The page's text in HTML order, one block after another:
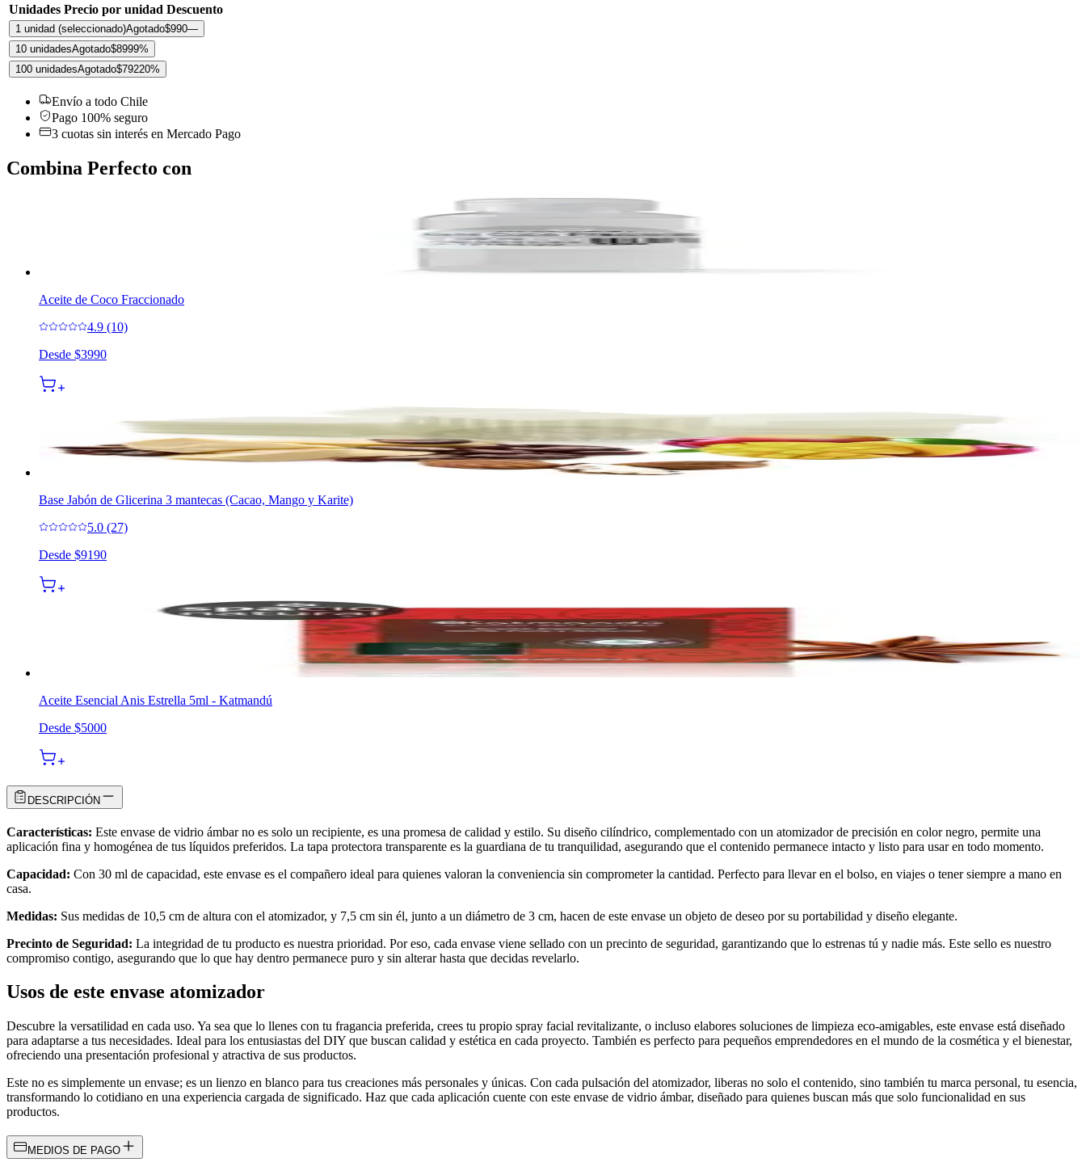
Unidades Precio por unidad Descuento
1 unidad (seleccionado)Agotado$990—
10 unidadesAgotado$8999%
100 unidadesAgotado$79220%
Envío a todo Chile
Pago 100% seguro
3 cuotas sin interés en Mercado Pago
Combina Perfecto con
Aceite de Coco Fraccionado
4.9 (10)
Desde $3990
Base Jabón de Glicerina 3 mantecas (Cacao, Mango y Karite)
5.0 (27)
Desde $9190
Aceite Esencial Anis Estrella 5ml - Katmandú
Desde $5000
DESCRIPCIÓN
Características: Este envase de vidrio ámbar no es solo un recipiente, es una promesa de calidad y estilo. Su diseño cilíndrico, complementado con un atomizador de precisión en color negro, permite una
aplicación fina y homogénea de tus líquidos preferidos. La tapa protectora transparente es la guardiana de tu tranquilidad, asegurando que el contenido permanece intacto y listo para usar en todo momento.
Capacidad: Con 30 ml de capacidad, este envase es el compañero ideal para quienes valoran la conveniencia sin comprometer la cantidad. Perfecto para llevar en el bolso, en viajes o tener siempre a mano en
casa.
Medidas: Sus medidas de 10,5 cm de altura con el atomizador, y 7,5 cm sin él, junto a un diámetro de 3 cm, hacen de este envase un objeto de deseo por su portabilidad y diseño elegante.
Precinto de Seguridad: La integridad de tu producto es nuestra prioridad. Por eso, cada envase viene sellado con un precinto de seguridad, garantizando que lo estrenas tú y nadie más. Este sello es nuestro
compromiso contigo, asegurando que lo que hay dentro permanece puro y sin alterar hasta que decidas revelarlo.
Usos de este envase atomizador
Descubre la versatilidad en cada uso. Ya sea que lo llenes con tu fragancia preferida, crees tu propio spray facial revitalizante, o incluso elabores soluciones de limpieza eco-amigables, este envase está diseñado
para adaptarse a tus necesidades. Ideal para los entusiastas del DIY que buscan calidad y estética en cada proyecto. También es perfecto para pequeños emprendedores en el mundo de la cosmética y el bienestar,
ofreciendo una presentación profesional y atractiva de sus productos.
Este no es simplemente un envase; es un lienzo en blanco para tus creaciones más personales y únicas. Con cada pulsación del atomizador, liberas no solo el contenido, sino también tu marca personal, tu esencia,
transformando lo cotidiano en una experiencia cargada de significado. Haz que cada aplicación cuente con este envase de vidrio ámbar, diseñado para quienes buscan más que solo funcionalidad en sus
productos.
MEDIOS DE PAGO